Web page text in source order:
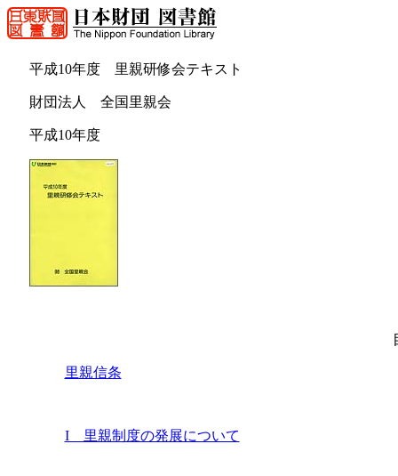
平成10年度 里親研修会テキスト
財団法人 全国里親会
平成10年度
里親信条
I 里親制度の発展について